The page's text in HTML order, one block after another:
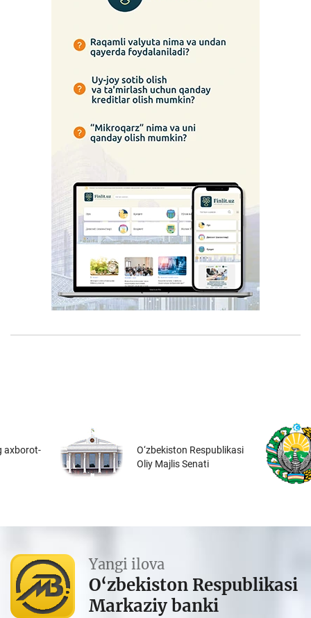
axborot-
O‘zbekiston Respublikasi
Oliy Majlis Senati
Yangi ilova
O‘zbekiston Respublikasi
Markaziy banki